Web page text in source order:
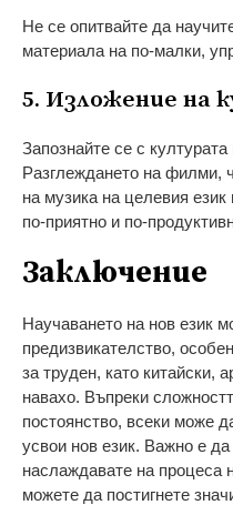
Не се опитвайте да
материала на по-малки,
5. Изложение на
Запознайте се с
Разглеждането на филми,
на музика на целевия
по-приятно и по-
Заключение
Научаването на нов език
предизвикателство,
за труден, като китайски,
навахо. Въпреки
постоянство, всеки може
усвои нов език. Важно е
наслаждавате на процеса
можете да постигнете